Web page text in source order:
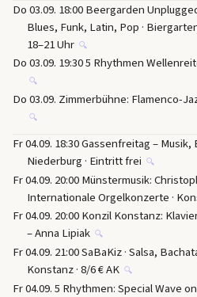
Do 03.09. 18:00 Beergarden
Blues, Funk, Latin, Pop ·
18–21 Uhr 🔍
Do 03.09. 19:30 5 Rhythmen
🔍
Do 03.09. Zimmerbühne: Flamenco-
🔍
Fr 04.09. 18:30 Gassenfreitag –
Niederburg · Eintritt frei 🔍
Fr 04.09. 20:00 Münstermusik:
Internationale Orgelkonzerte ·
Fr 04.09. 20:00 Konzil Konstanz:
– Anna Lipiak 🔍
Fr 04.09. 21:00 SaBaKiz · Salsa,
Konstanz · 8/6 € AK 🔍
Fr 04.09. 5 Rhythmen: Special Wave